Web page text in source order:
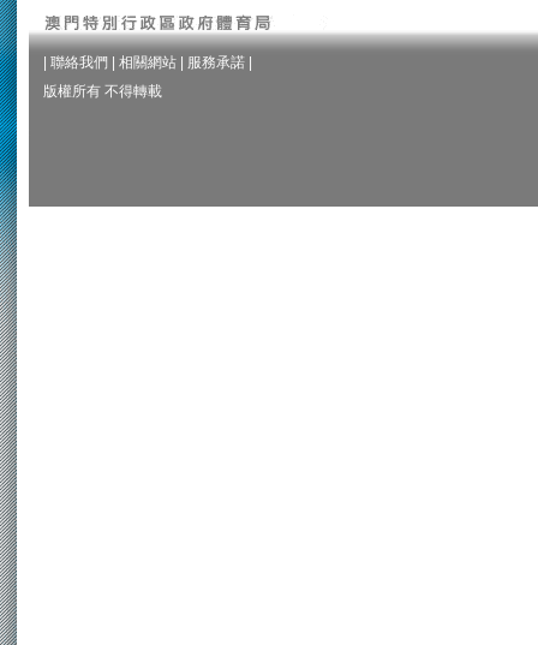
聯絡我們 相關網站 服務承諾
版權所有 不得轉載